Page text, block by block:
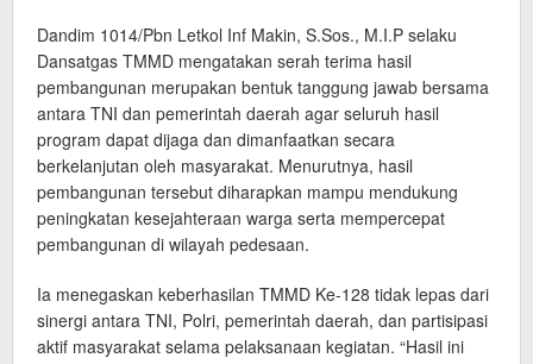
Dandim 1014/Pbn Letkol Inf Makin, S.Sos., M.I.P selaku
Dansatgas TMMD mengatakan serah terima hasil
pembangunan merupakan bentuk tanggung jawab bersama
antara TNI dan pemerintah daerah agar seluruh hasil
program dapat dijaga dan dimanfaatkan secara
berkelanjutan oleh masyarakat. Menurutnya, hasil
pembangunan tersebut diharapkan mampu mendukung
peningkatan kesejahteraan warga serta mempercepat
pembangunan di wilayah pedesaan.
Ia menegaskan keberhasilan TMMD Ke-128 tidak lepas dari
sinergi antara TNI, Polri, pemerintah daerah, dan partisipasi
aktif masyarakat selama pelaksanaan kegiatan. “Hasil ini